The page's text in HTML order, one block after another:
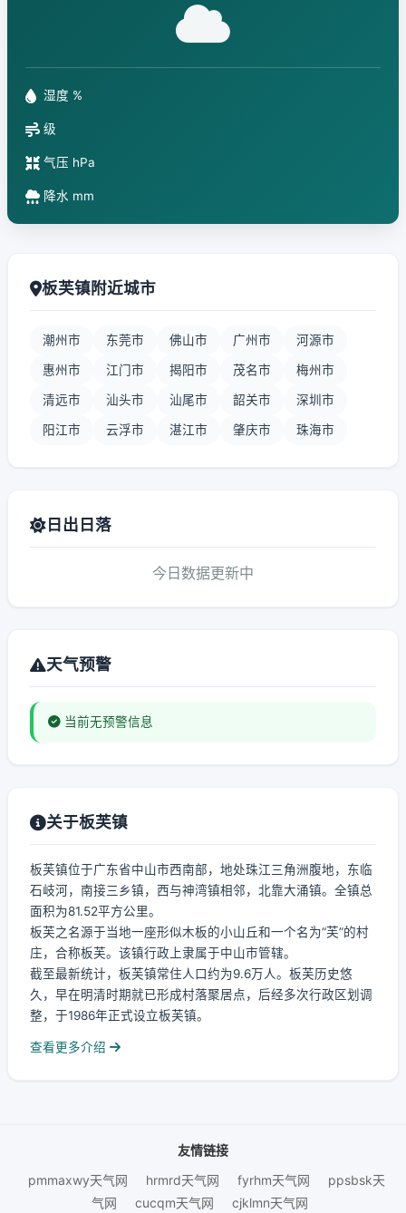
湿度 %
级
气压 hPa
降水 mm
板芙镇附近城市
潮州市 东莞市 佛山市 广州市 河源市
惠州市 江门市 揭阳市 茂名市 梅州市
清远市 汕头市 汕尾市 韶关市 深圳市
阳江市 云浮市 湛江市 肇庆市 珠海市
日出日落
今日数据更新中
天气预警
当前无预警信息
关于板芙镇
板芙镇位于广东省中山市西南部，地处珠江三角洲腹地，东临
石岐河，南接三乡镇，西与神湾镇相邻，北靠大涌镇。全镇总
面积为81.52平方公里。
板芙之名源于当地一座形似木板的小山丘和一个名为“芙”的村
庄，合称板芙。该镇行政上隶属于中山市管辖。
截至最新统计，板芙镇常住人口约为9.6万人。板芙历史悠
久，早在明清时期就已形成村落聚居点，后经多次行政区划调
整，于1986年正式设立板芙镇。
查看更多介绍
友情链接
pmmaxwy天气网
hrmrd天气网 fyrhm天气网
ppsbsk天
气网
cucqm天气网 cjklmn天气网